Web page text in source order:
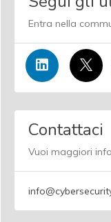
Entra nella
Contattaci
Vuoi maggiori